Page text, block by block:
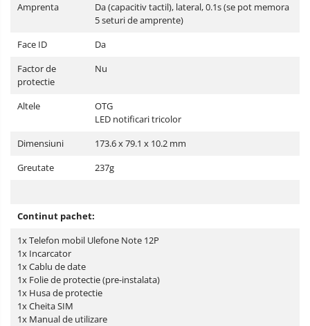
Amprenta
Da (capacitiv tactil), lateral, 0.1s (se pot memora
5 seturi de amprente)
Face ID
Da
Factor de
protectie
Nu
Altele
OTG
LED notificari tricolor
Dimensiuni
173.6 x 79.1 x 10.2 mm
Greutate
237g
Continut pachet:
1x Telefon mobil Ulefone Note 12P
1x Incarcator
1x Cablu de date
1x Folie de protectie (pre-instalata)
1x Husa de protectie
1x Cheita SIM
1x Manual de utilizare